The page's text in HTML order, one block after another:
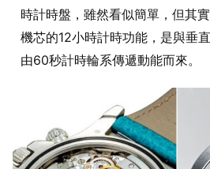
時計時盤，雖然看似簡單，但其
機芯的12小時計時功能，是與垂
由60秒計時輪系傳遞動能而來。